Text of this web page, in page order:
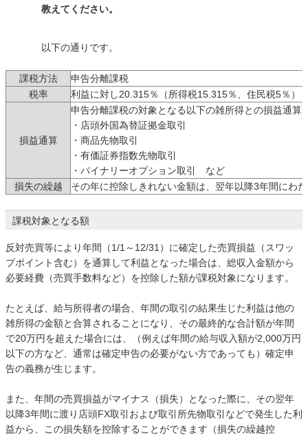
教えてください。
以下の通りです。
課税方法
申告分離課税
税率
利益に対し20.315％（所得税15.315％、住民税5％）
損益通算
申告分離課税の対象となる以下の雑所得との損益通算
・店頭外国為替証拠金取引
・商品先物取引
・有価証券指数先物取引
・バイナリーオプション取引 など
損失の繰越
その年に控除しきれない金額は、翌年以降3年間にわ
課税対象となる額
反対売買等により年間（1/1～12/31）に確定した売買損益（スワッ
プポイント含む）を通算して利益となった場合は、総収入金額から
必要経費（売買手数料など）を控除した額が課税対象になります。
たとえば、給与所得者の場合、年間の取引の結果生じた利益は他の
雑所得の金額と合算されることになり、その最終的な合計額が年間
で20万円を超えた場合には、（例えば年間の給与収入額が2,000万円
以下の方など、通常は確定申告の必要がない方であっても）確定申
告の義務が生じます。
また、年間の売買損益がマイナス（損失）となった際に、その翌年
以降3年間に渡り店頭FX取引および取引所先物取引などで発生した利
益から、この損失額を控除することができます（損失の繰越控